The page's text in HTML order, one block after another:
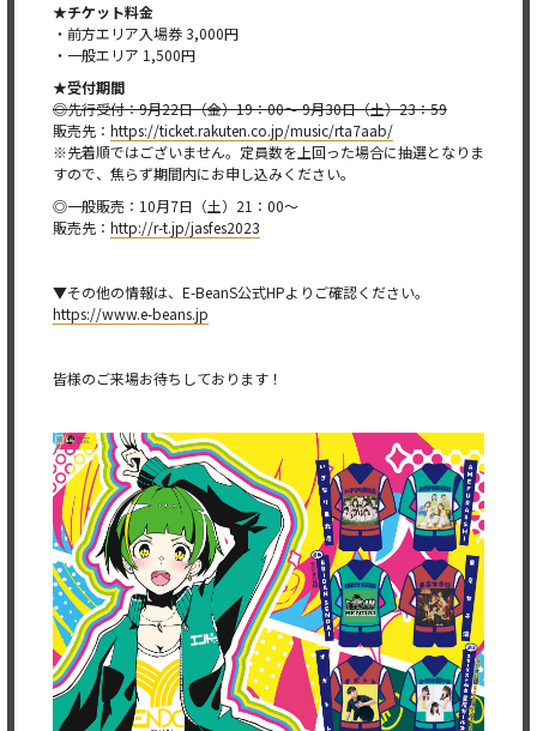
★チケット料金
・前方エリア入場券 3,000円
・一般エリア 1,500円
★受付期間
◎先行受付：9月22日（金）19：00～ 9月30日（土）23：59
販売先： https://ticket.rakuten.co.jp/music/rta7aab/
※先着順ではございません。定員数を上回った場合に抽選となりま
すので、焦らず期間内にお申し込みください。
◎一般販売：10月7日（土）21：00〜
販売先： http://r-t.jp/jasfes2023
▼その他の情報は、E-BeanS公式HPよりご確認ください。
https://www.e-beans.jp
皆様のご来場お待ちしております！